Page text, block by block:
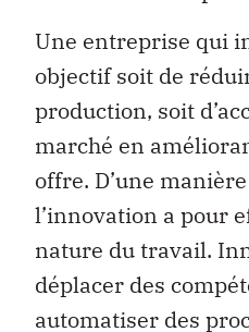
Une entreprise qui
objectif soit de
production, soit
marché en
offre. D’une
l’innovation a pour
nature du travail.
déplacer des
automatiser des